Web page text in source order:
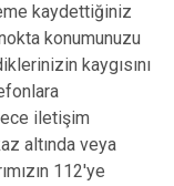
kaydettiğiniz
konumunuzu
kaygısını
iletişim
altında veya
112'ye